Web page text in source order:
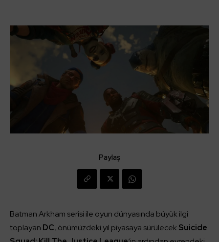
Paylaş
Batman Arkham serisi ile oyun dünyasında büyük ilgi
toplayan DC, önümüzdeki yıl piyasaya sürülecekSuicide